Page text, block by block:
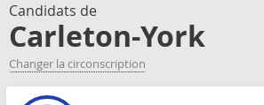
Candidats de
Carleton-York
Changer la circonscription